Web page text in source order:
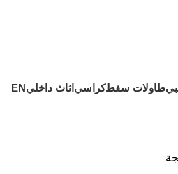
طاولات سفطكراسي اثاث داخليEN